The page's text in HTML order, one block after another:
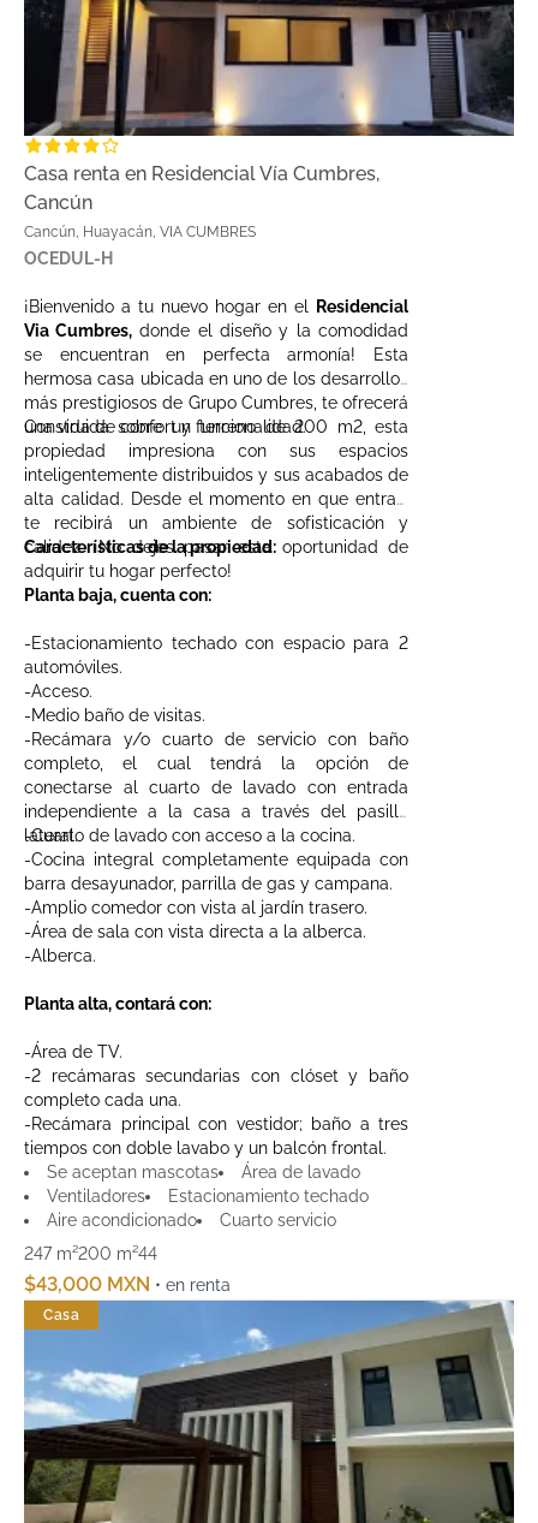
Casa renta en Residencial Vía Cumbres,
Cancún
Cancún, Huayacán, VIA CUMBRES
OCEDUL-H
¡Bienvenido a tu nuevo hogar en el
Residencial
Via Cumbres, donde el diseño y la comodidad
se encuentran en perfecta armonía! Esta
hermosa casa ubicada en uno de los desarrollos
más prestigiosos de Grupo Cumbres, te ofrecerá
una vida de confort y funcionalidad.
Construida sobre un terreno de 200 m2, esta
propiedad impresiona con sus espacios
inteligentemente distribuidos y sus acabados de
alta calidad. Desde el momento en que entras,
te recibirá un ambiente de sofisticación y
calidez. ¡No dejes pasar esta oportunidad de
adquirir tu hogar perfecto!
Características de la propiedad:
Planta baja, cuenta con:
-Estacionamiento techado con espacio para 2
automóviles.
-Acceso.
-Medio baño de visitas.
-Recámara y/o cuarto de servicio con baño
completo, el cual tendrá la opción de
conectarse al cuarto de lavado con entrada
independiente a la casa a través del pasillo
lateral.
-Cuarto de lavado con acceso a la cocina.
-Cocina integral completamente equipada con
barra desayunador, parrilla de gas y campana.
-Amplio comedor con vista al jardín trasero.
-Área de sala con vista directa a la alberca.
-Alberca.
Planta alta, contará con:
-Área de TV.
-2 recámaras secundarias con clóset y baño
completo cada una.
-Recámara principal con vestidor; baño a tres
tiempos con doble lavabo y un balcón frontal.
Se aceptan mascotas
Área de lavado
Ventiladores
Estacionamiento techado
Aire acondicionado
Cuarto servicio
247 m²200 m²44
$43,000 MXN • en renta
Casa